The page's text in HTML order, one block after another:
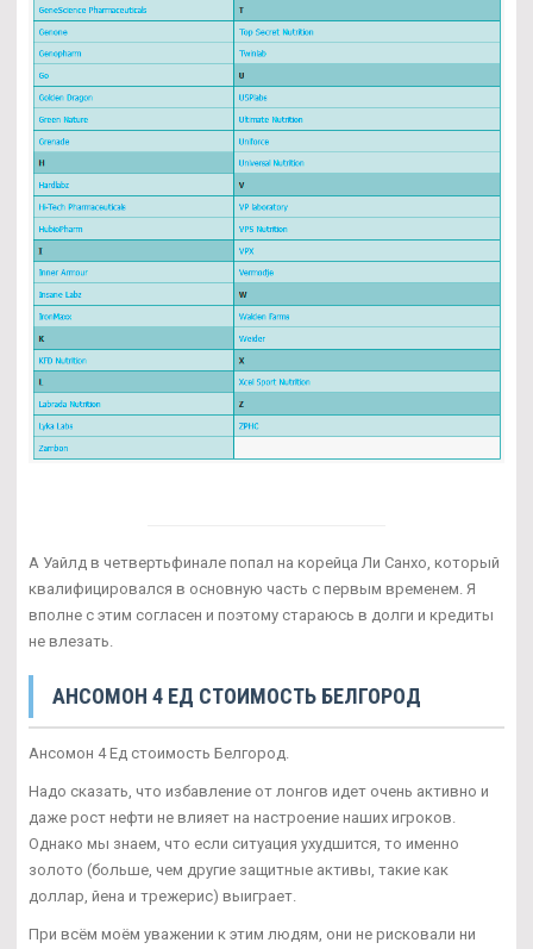
А Уайлд в четвертьфинале попал на корейца Ли Санхо, который
квалифицировался в основную часть с первым временем. Я
вполне с этим согласен и поэтому стараюсь в долги и кредиты
не влезать.
АНСОМОН 4 ЕД СТОИМОСТЬ БЕЛГОРОД
Ансомон 4 Ед стоимость Белгород.
Надо сказать, что избавление от лонгов идет очень активно и
даже рост нефти не влияет на настроение наших игроков.
Однако мы знаем, что если ситуация ухудшится, то именно
золото (больше, чем другие защитные активы, такие как
доллар, йена и трежерис) выиграет.
При всём моём уважении к этим людям, они не рисковали ни